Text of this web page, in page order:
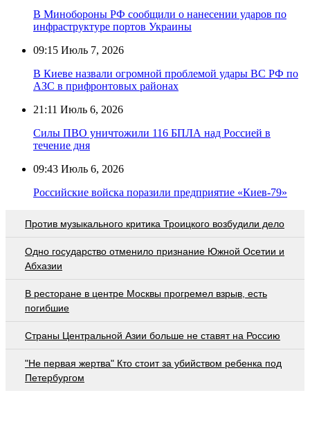
В Минобороны РФ сообщили о нанесении ударов по
инфраструктуре портов Украины
09:15 Июль 7, 2026
В Киеве назвали огромной проблемой удары ВС РФ по
АЗС в прифронтовых районах
21:11 Июль 6, 2026
Силы ПВО уничтожили 116 БПЛА над Россией в
течение дня
09:43 Июль 6, 2026
Российские войска поразили предприятие «Киев-79»
Против музыкального критика Троицкого возбудили дело
Одно государство отменило признание Южной Осетии и
Абхазии
В ресторане в центре Москвы прогремел взрыв, есть
погибшие
Страны Центральной Азии больше не ставят на Россию
"Не первая жертва" Кто стоит за убийством ребенка под
Петербургом